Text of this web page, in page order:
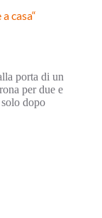
casa“
porta di un
per due e
dopo